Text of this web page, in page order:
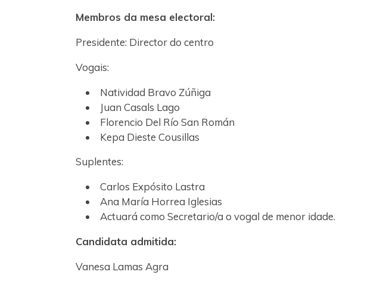
Membros da mesa electoral:
Presidente: Director do centro
Vogais:
Natividad Bravo Zúñiga
Juan Casals Lago
Florencio Del Río San Román
Kepa Dieste Cousillas
Suplentes:
Carlos Expósito Lastra
Ana María Horrea Iglesias
Actuará como Secretario/a o vogal de menor idade.
Candidata admitida:
Vanesa Lamas Agra